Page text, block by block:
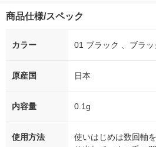
商品仕様/スペック
カラー 01 ブラック 、ブラッ
原産国 日本
内容量 0.1g
使用方法
使いはじめは数回軸